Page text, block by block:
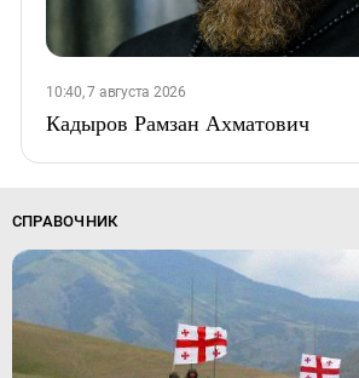
10:40, 7 августа 2026
Кадыров Рамзан Ахматович
СПРАВОЧНИК